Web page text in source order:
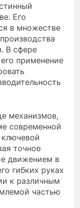
Его
в множестве
В сфере
применение
механизмов,
современной
ключевой
точное
движением в
гибких руках
к различным
частью